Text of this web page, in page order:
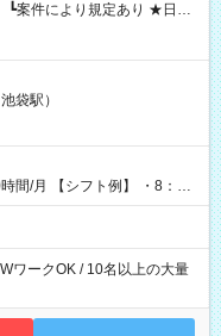
に現金GET♪ お仕事後はコ
【試用期間】試
袋駅）
・8：00
ワークOK / 10名以上の大量